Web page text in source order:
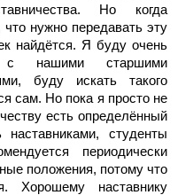
Но когда
нужно передавать эту
найдётся. Я буду очень
с нашими старшими
буду искать такого
сам. Но пока я просто не
есть определённый
студенты
периодически
положения, потому что
Хорошему наставнику